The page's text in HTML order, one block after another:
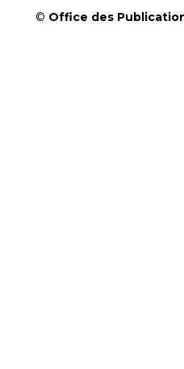
© Office des